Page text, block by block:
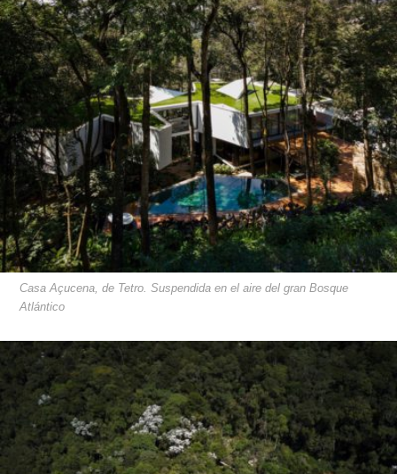
Casa Açucena, de Tetro. Suspendida en el aire del gran Bosque
Atlántico